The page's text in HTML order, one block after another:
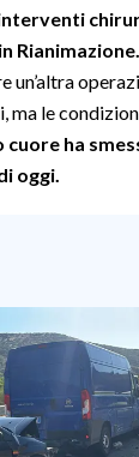
Rianimazione.
un’altra
ma le
cuore ha
oggi.